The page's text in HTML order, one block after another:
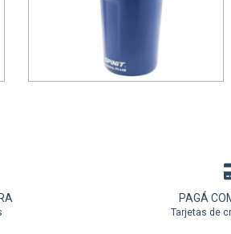
cuotas sin interés de$3.666,67
PAGÁ
Tarjetas de